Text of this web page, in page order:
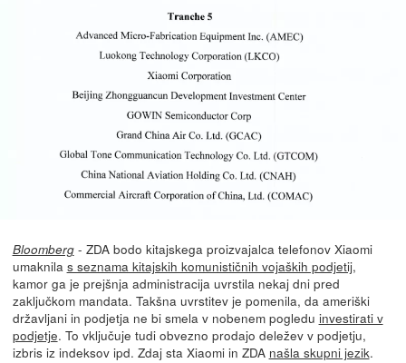
Bloomberg- ZDA bodo kitajskega proizvajalca telefonov Xiaomi
umaknila s seznama kitajskih komunističnih vojaških podjetij,
kamor ga je prejšnja administracija uvrstila nekaj dni pred
zaključkom mandata. Takšna uvrstitev je pomenila, da ameriški
državljani in podjetja ne bi smela v nobenem pogledu investirati v
podjetje. To vključuje tudi obvezno prodajo deležev v podjetju,
izbris iz indeksov ipd. Zdaj sta Xiaomi in ZDA našla skupni jezik.